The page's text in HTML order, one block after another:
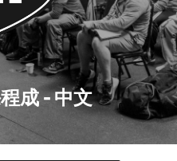
成 - 中文